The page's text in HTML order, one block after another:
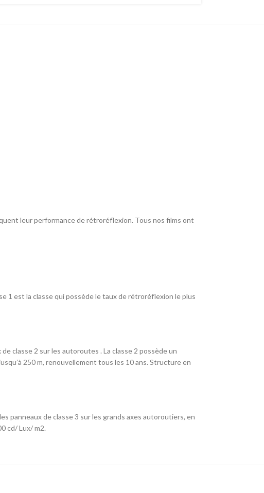
leur performance de rétroréflexion. Tous nos films ont
1 est la classe qui possède le taux de rétroréflexion le plus
classe 2 sur les autoroutes . La classe 2 possède un
250 m, renouvellement tous les 10 ans. Structure en
panneaux de classe 3 sur les grands axes autoroutiers, en
cd/ Lux/ m2.